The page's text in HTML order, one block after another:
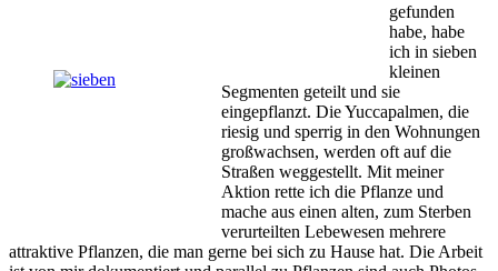
gefunden
habe, habe
ich in sieben
kleinen
Segmenten geteilt und sie
eingepflanzt. Die Yuccapalmen, die
riesig und sperrig in den Wohnungen
großwachsen, werden oft auf die
Straßen weggestellt. Mit meiner
Aktion rette ich die Pflanze und
mache aus einen alten, zum Sterben
verurteilten Lebewesen mehrere
attraktive Pflanzen, die man gerne bei sich zu Hause hat. Die Arbeit